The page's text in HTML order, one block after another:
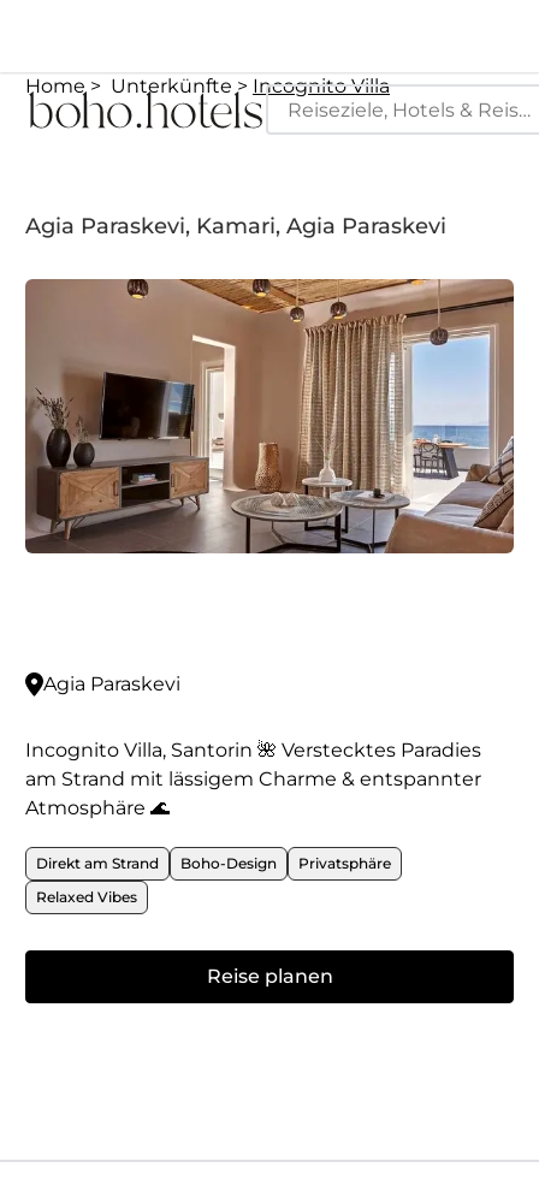
Home Unterkünfte Incognito Villa
Agia Paraskevi, Kamari, Agia Paraskevi
Agia Paraskevi
Incognito Villa, Santorin 🌺 Verstecktes Paradies
am Strand mit lässigem Charme & entspannter
Atmosphäre 🌊
Direkt am Strand Boho-Design
Privatsphäre
Relaxed Vibes
Reise planen